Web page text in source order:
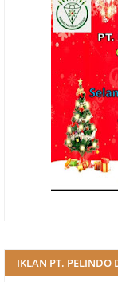
IKLAN PT. PELINDO